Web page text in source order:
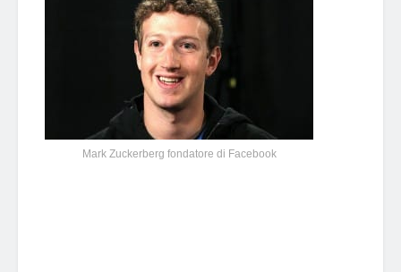
Mark Zuckerberg fondatore di Facebook